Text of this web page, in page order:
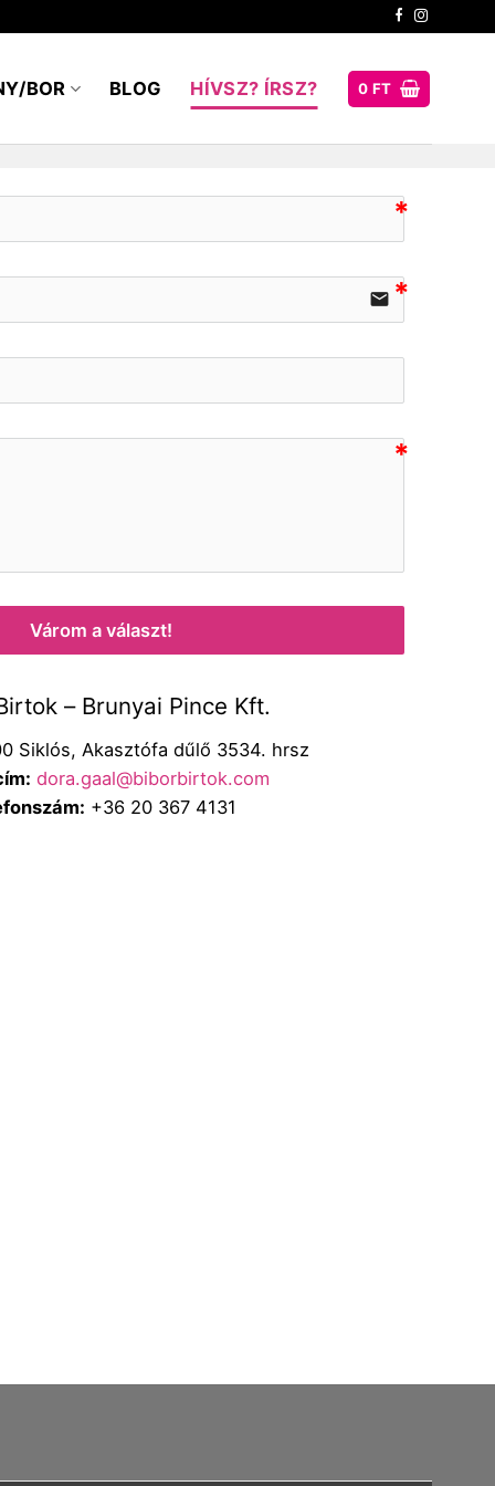
BOR BLOG HÍVSZ? ÍRSZ? 0 FT
email
Várom a választ!
– Brunyai Pince Kft.
Siklós, Akasztófa dűlő 3534. hrsz
dora.gaal@biborbirtok.com
+36 20 367 4131